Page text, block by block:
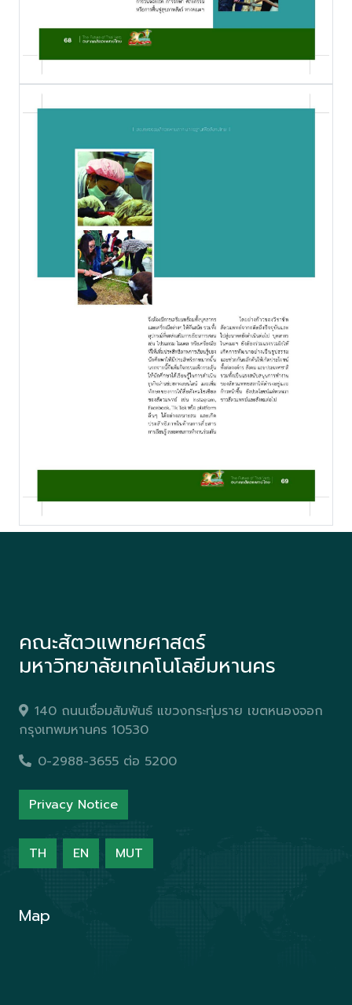
คณะสัตวแพทยศาสตร์
มหาวิทยาลัยเทคโนโลยีมหานคร
140 ถนนเชื่อมสัมพันธ์ แขวงกระทุ่มราย เขตหนองจอก
กรุงเทพมหานคร 10530
0-2988-3655 ต่อ 5200
Privacy Notice
TH EN MUT
Map